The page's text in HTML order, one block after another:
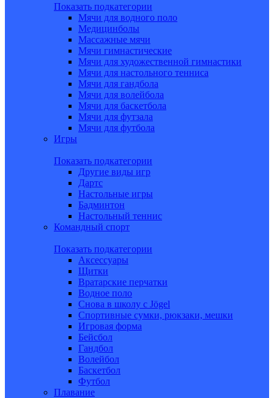
Показать подкатегории
Мячи для водного поло
Медицинболы
Массажные мячи
Мячи гимнастические
Мячи для художественной гимнастики
Мячи для настольного тенниса
Мячи для гандбола
Мячи для волейбола
Мячи для баскетбола
Мячи для футзала
Мячи для футбола
Игры
Показать подкатегории
Другие виды игр
Дартс
Настольные игры
Бадминтон
Настольный теннис
Командный спорт
Показать подкатегории
Аксессуары
Щитки
Вратарские перчатки
Водное поло
Снова в школу c Jögel
Спортивные сумки, рюкзаки, мешки
Игровая форма
Бейсбол
Гандбол
Волейбол
Баскетбол
Футбол
Плавание